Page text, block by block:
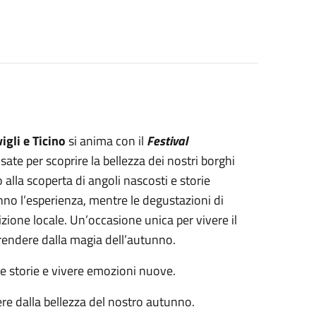
e Ticinosi anima con il Festival
per scoprire la bellezza dei nostri borghi
scoperta di angoli nascosti e storie
l’esperienza, mentre le degustazioni di
locale. Un’occasione unica per vivere il
dalla magia dell’autunno.
storie e vivere emozioni nuove.
dalla bellezza del nostro autunno.